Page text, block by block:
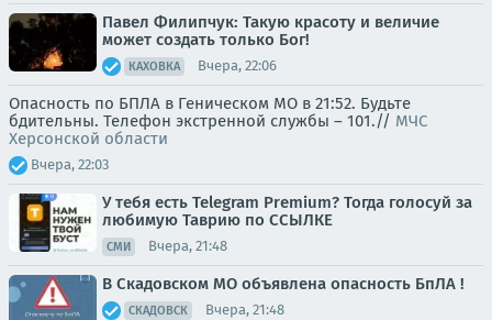
Павел Филипчук: Такую красоту и величие
может создать только Бог!
КАХОВКА Вчера, 22:06
Опасность по БПЛА в Геническом МО в 21:52. Будьте
бдительны. Телефон экстренной службы – 101.// МЧС
Херсонской области
Вчера, 22:03
У тебя есть Telegram Premium? Тогда голосуй за
любимую Таврию по ССЫЛКЕ
СМИ Вчера, 21:48
В Скадовском МО объявлена опасность БпЛА !
СКАДОВСК Вчера, 21:48